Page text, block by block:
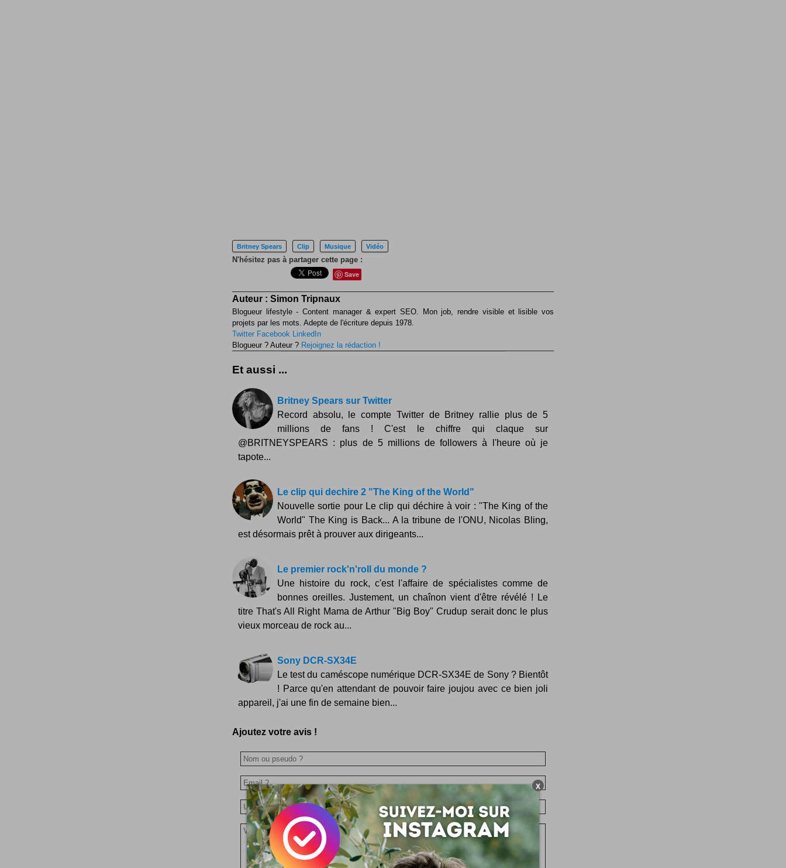
Britney Spears Clip Musique Vidéo
N'hésitez pas à partager cette page :
Save
Auteur : Simon Tripnaux
Blogueur lifestyle - Content manager & expert SEO. Mon job, rendre visible et lisible vos
projets par les mots. Adepte de l'écriture depuis 1978.
Twitter Facebook LinkedIn
Blogueur ? Auteur ? Rejoignez la rédaction !
Et aussi ...
Britney Spears sur Twitter
Record absolu, le compte Twitter de Britney rallie plus de 5
millions de fans ! C'est le chiffre qui claque sur
@BRITNEYSPEARS : plus de 5 millions de followers à l'heure où je
tapote...
Le clip qui dechire 2 "The King of the World"
Nouvelle sortie pour Le clip qui déchire à voir : "The King of the
World" The King is Back... A la tribune de l'ONU, Nicolas Bling,
est désormais prêt à prouver aux dirigeants...
Le premier rock'n'roll du monde ?
Une histoire du rock, c'est l'affaire de spécialistes comme de
bonnes oreilles. Justement, un chaînon vient d'être révélé ! Le
titre That's All Right Mama de Arthur "Big Boy" Crudup serait donc le plus
vieux morceau de rock au...
Sony DCR-SX34E
Le test du caméscope numérique DCR-SX34E de Sony ? Bientôt
! Parce qu'en attendant de pouvoir faire joujou avec ce bien joli
appareil, j'ai une fin de semaine bien...
Ajoutez votre avis !
X